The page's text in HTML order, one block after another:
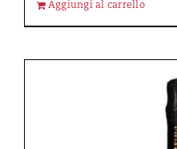
Aggiungi al carrello